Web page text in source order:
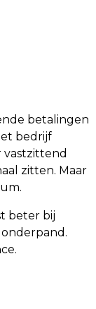
betalingen
bedrijf
zitten. Maar
beter bij